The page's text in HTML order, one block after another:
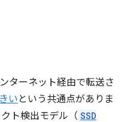
ターネット経由で転送さ
い という共通点がありま
ト検出モデル（ SSD